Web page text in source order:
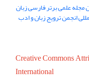
مجله علمی برتر فارسی زبان
المللی انجمن ترویج زبان و ادب
Creative Commons
International